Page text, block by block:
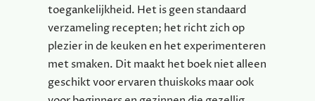
toegankelijkheid. Het is geen standaard
verzameling recepten; het richt zich op
plezier in de keuken en het experimenteren
met smaken. Dit maakt het boek niet alleen
geschikt voor ervaren thuiskoks maar ook